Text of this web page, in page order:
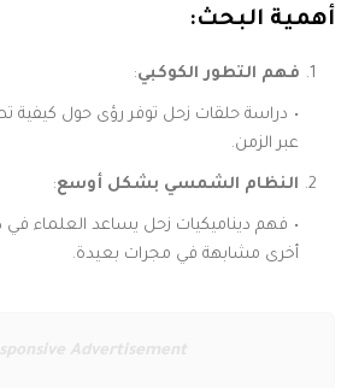
أهمية البحث:
فهم التطور الكوكبي:
دراسة حلقات زحل توفر رؤى حول كيفية
عبر الزمن.
النظام الشمسي بشكل أوسع:
فهم ديناميكيات زحل يساعد العلماء في
أخرى مشابهة في مجرات بعيدة.
Advertisement